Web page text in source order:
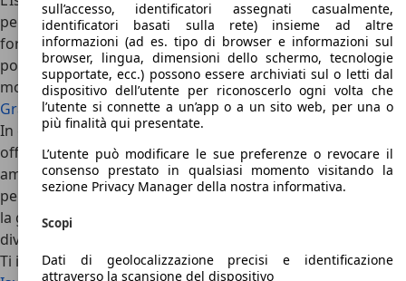
per la funzione e gli scopi per cui era stato progettato;
forse la sua unica pecca era il prezzo, il quale risultava un
po’ troppo elevato considerando che era lo stesso di
modelli concorrenti molto più blasonati come la Jeep
Grand Cherokee, laMitsubishi Pajeroe laNissan Patrol.
In conclusione, si tratta però di un’ottima automobile che
offre moltissimo spazio, sedili reclinabili ed un bagagliaio
ampio adatto a scampagnate fuori-strada. Il motore
permette escursioni in qualsiasi tipo di terreno rendendo
la guida della vettura un’esperienza molto gradevole,
divertente e tutta da scoprire.
Ti interessa la Isuzu Trooper
sull’accesso, identificatori assegnati casualmente,
identificatori basati sulla rete) insieme ad altre
informazioni (ad es. tipo di browser e informazioni sul
browser, lingua, dimensioni dello schermo, tecnologie
supportate, ecc.) possono essere archiviati sul o letti dal
dispositivo dell’utente per riconoscerlo ogni volta che
l’utente si connette a un’app o a un sito web, per una o
più finalità qui presentate.
L’utente può modificare le sue preferenze o revocare il
consenso prestato in qualsiasi momento visitando la
sezione Privacy Manager della nostra informativa.
Scopi
Dati di geolocalizzazione precisi e identificazione
attraverso la scansione del dispositivo